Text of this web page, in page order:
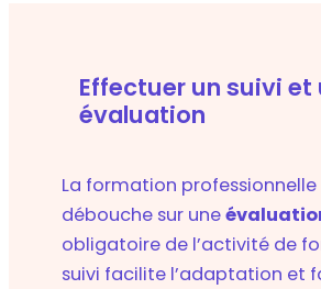
Effectuer un suivi et
évaluation
La formation
débouche sur une
obligatoire de l’activité de
suivi facilite l’adaptation et